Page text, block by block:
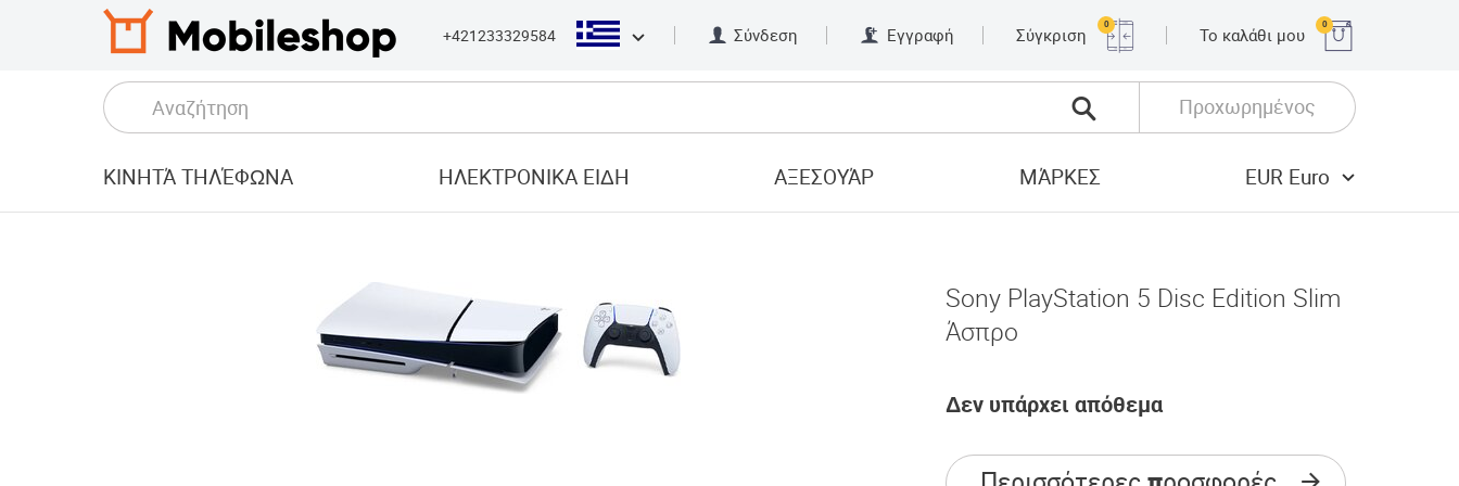
+421233329584 Σύνδεση Εγγραφή Σύγκριση
0
Το καλάθι μου
0
Προχωρημένος
ΚΙΝΗΤΆ ΤΗΛΈΦΩΝΑ ΗΛΕΚΤΡΟΝΙΚΑ ΕΙΔΗ ΑΞΕΣΟΥΆΡ ΜΆΡΚΕΣ EUR Euro
Sony PlayStation 5 Disc Edition Slim
Άσπρο
Δεν υπάρχει απόθεμα